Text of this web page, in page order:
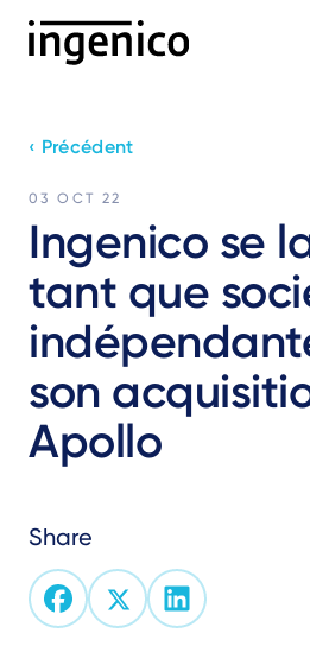
contenu
‹ Précédent
03 OCT 22
Ingenico se
tant que
son
Apollo
Share